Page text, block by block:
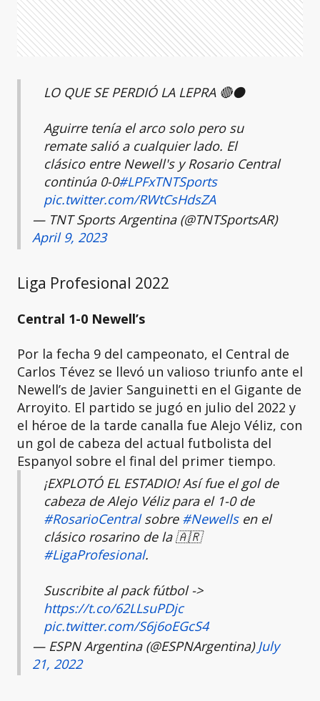
LO QUE SE PERDIÓ LA LEPRA 🔴⚫
Aguirre tenía el arco solo pero su
remate salió a cualquier lado. El
clásico entre Newell's y Rosario Central
continúa 0-0#LPFxTNTSports
pic.twitter.com/RWtCsHdsZA
— TNT Sports Argentina (@TNTSportsAR)
April 9, 2023
Liga Profesional 2022
Central 1-0 Newell’s
Por la fecha 9 del campeonato, el Central de
Carlos Tévez se llevó un valioso triunfo ante el
Newell’s de Javier Sanguinetti en el Gigante de
Arroyito. El partido se jugó en julio del 2022 y
el héroe de la tarde canalla fue Alejo Véliz, con
un gol de cabeza del actual futbolista del
Espanyol sobre el final del primer tiempo.
¡EXPLOTÓ EL ESTADIO! Así fue el gol de
cabeza de Alejo Véliz para el 1-0 de
#RosarioCentralsobre #Newellsen el
clásico rosarino de la 🇦🇷
#LigaProfesional.
Suscribite al pack fútbol ->
https://t.co/62LLsuPDjc
pic.twitter.com/S6j6oEGcS4
— ESPN Argentina (@ESPNArgentina)July
21, 2022